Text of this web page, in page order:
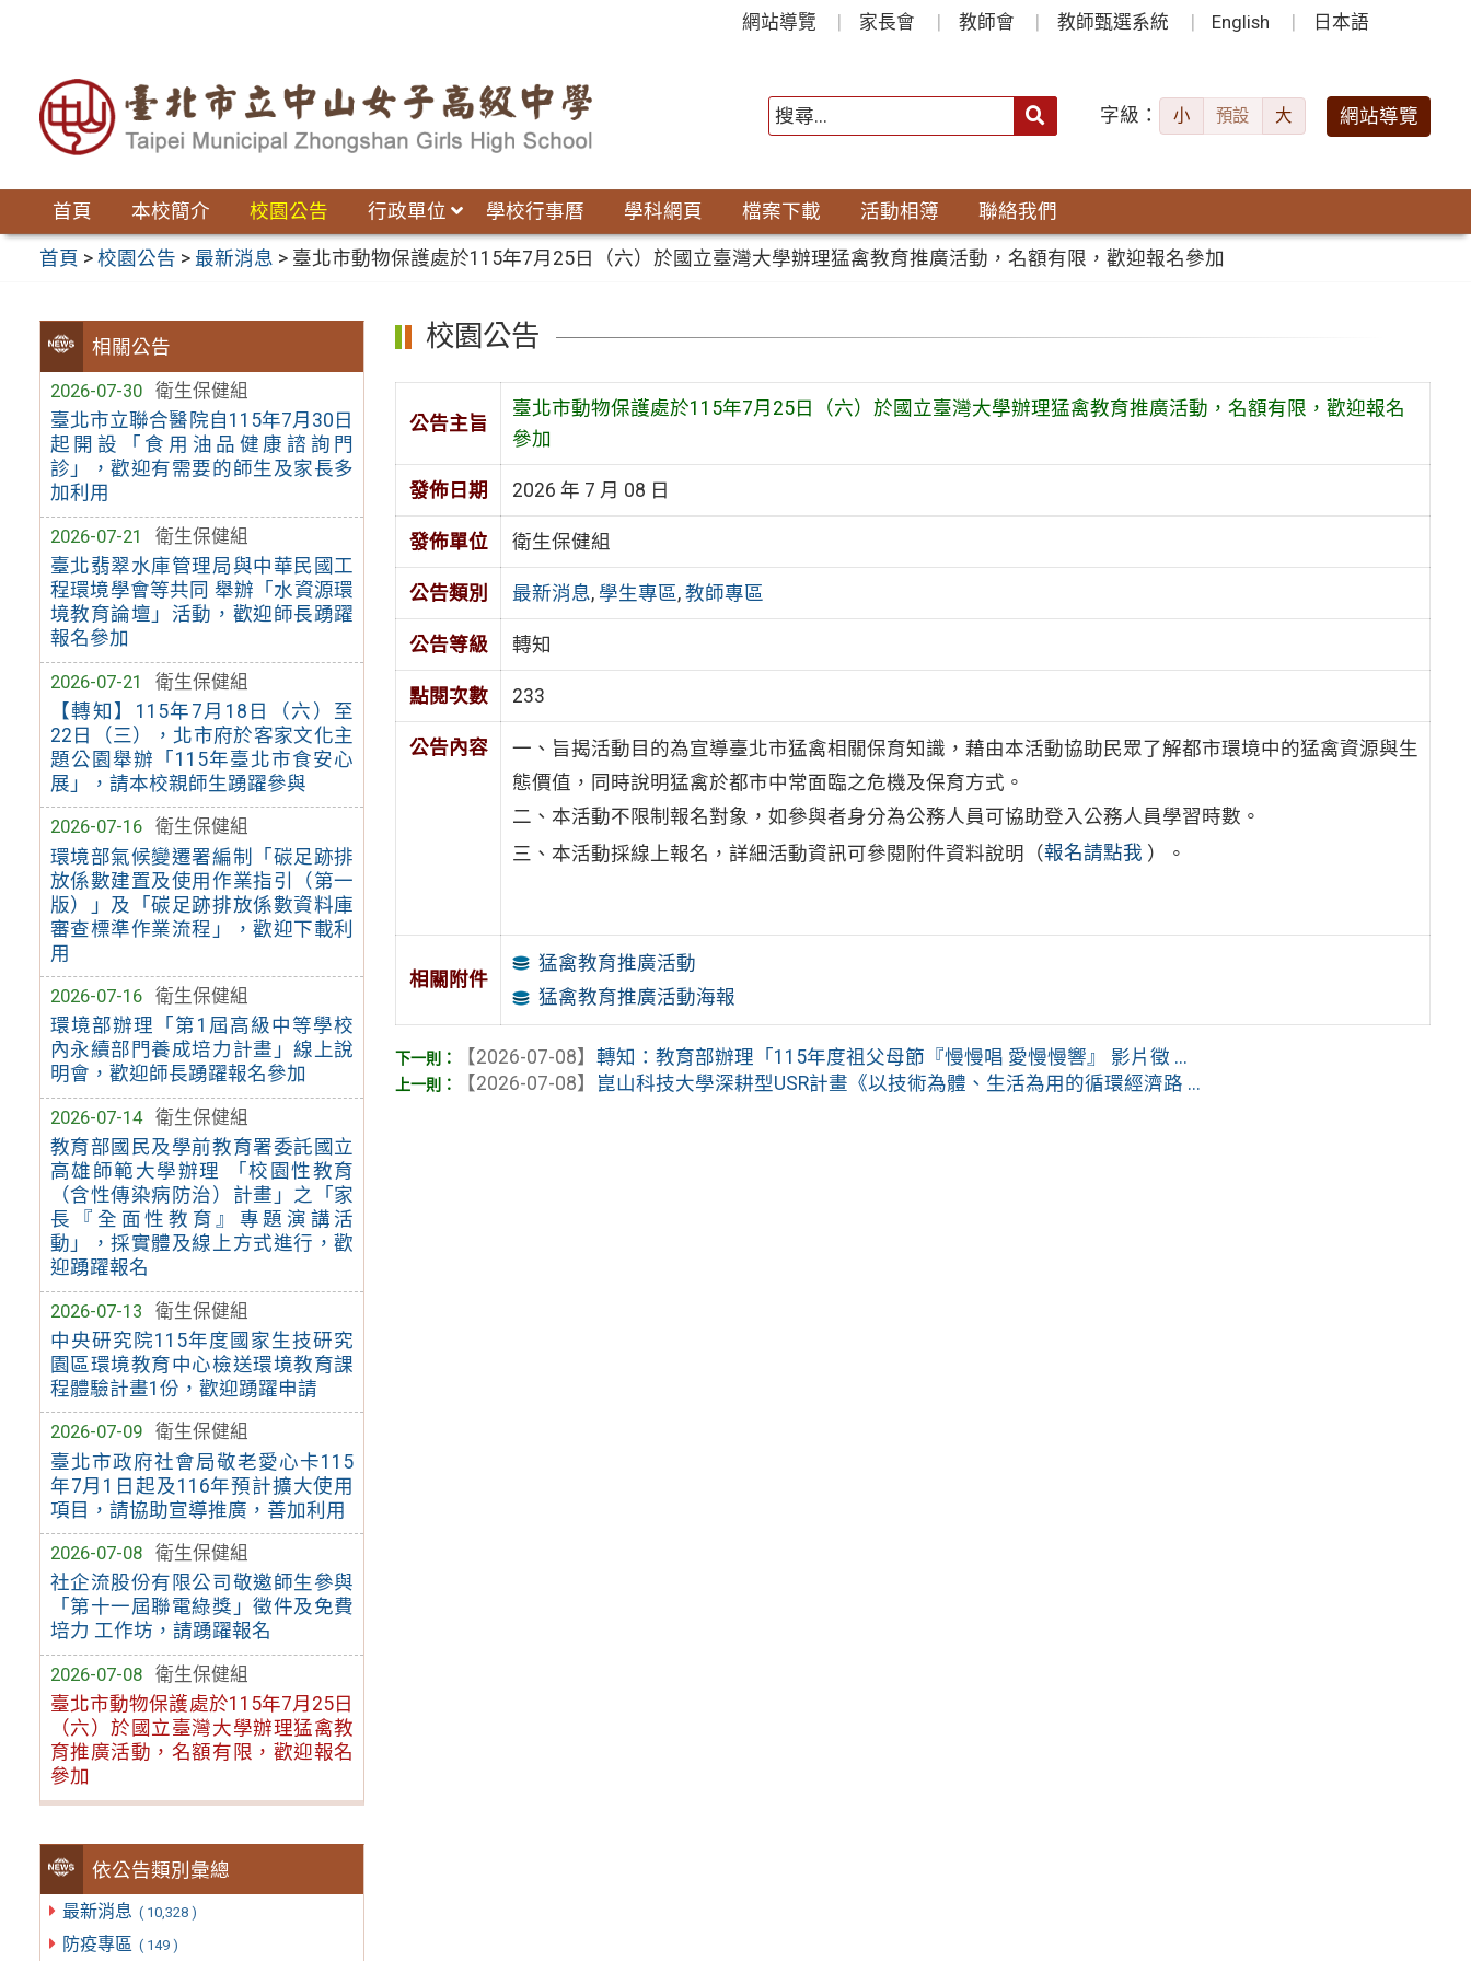
網站導覽 家長會 教師會 教師甄選系統 English 日本語
字級： 小 預設 大 網站導覽
首頁 本校簡介 校園公告 行政單位 學校行事曆 學科網頁 檔案下載 活動相簿 聯絡我們
首頁 >校園公告 > 最新消息 > 臺北市動物保護處於115年7月25日（六）於國立臺灣大學辦理猛禽教育推廣活動，名額有限，歡迎報名參加
相關公告
2026-07-30
衛生保健組
臺北市立聯合醫院自115年7月30日
起開設「食用油品健康諮詢門
診」，歡迎有需要的師生及家長多
加利用
2026-07-21
衛生保健組
臺北翡翠水庫管理局與中華民國工
程環境學會等共同 舉辦「水資源環
境教育論壇」活動，歡迎師長踴躍
報名參加
2026-07-21
衛生保健組
【轉知】115年7月18日（六）至
22日（三），北市府於客家文化主
題公園舉辦「115年臺北市食安心
展」，請本校親師生踴躍參與
2026-07-16
衛生保健組
環境部氣候變遷署編制「碳足跡排
放係數建置及使用作業指引（第一
版）」及「碳足跡排放係數資料庫
審查標準作業流程」，歡迎下載利
用
2026-07-16
衛生保健組
環境部辦理「第1屆高級中等學校
內永續部門養成培力計畫」線上說
明會，歡迎師長踴躍報名參加
2026-07-14
衛生保健組
教育部國民及學前教育署委託國立
高雄師範大學辦理 「校園性教育
（含性傳染病防治）計畫」之「家
長『全面性教育』專題演講活
動」，採實體及線上方式進行，歡
迎踴躍報名
2026-07-13
衛生保健組
中央研究院115年度國家生技研究
園區環境教育中心檢送環境教育課
程體驗計畫1份，歡迎踴躍申請
2026-07-09
衛生保健組
臺北市政府社會局敬老愛心卡115
年7月1日起及116年預計擴大使用
項目，請協助宣導推廣，善加利用
2026-07-08
衛生保健組
社企流股份有限公司敬邀師生參與
「第十一屆聯電綠獎」徵件及免費
培力 工作坊，請踴躍報名
2026-07-08
衛生保健組
臺北市動物保護處於115年7月25日
（六）於國立臺灣大學辦理猛禽教
育推廣活動，名額有限，歡迎報名
參加
依公告類別彙總
最新消息 ( 10,328 )
防疫專區 ( 149 )
校園公告
公告主旨
臺北市動物保護處於115年7月25日（六）於國立臺灣大學辦理猛禽教育推廣活動，名額有限，歡迎報名
參加
發佈日期 2026 年 7 月 08 日
發佈單位 衛生保健組
公告類別 最新消息, 學生專區, 教師專區
公告等級 轉知
點閱次數 233
公告內容
一、旨揭活動目的為宣導臺北市猛禽相關保育知識，藉由本活動協助民眾了解都市環境中的猛禽資源與生
態價值，同時說明猛禽於都市中常面臨之危機及保育方式。
二、本活動不限制報名對象，如參與者身分為公務人員可協助登入公務人員學習時數。
三、本活動採線上報名，詳細活動資訊可參閱附件資料說明（報名請點我 ）。
相關附件
猛禽教育推廣活動
猛禽教育推廣活動海報
【2026-07-08】轉知：教育部辦理「115年度祖父母節『慢慢唱 愛慢慢響』 影片徵 ...
【2026-07-08】 崑山科技大學深耕型USR計畫《以技術為體、生活為用的循環經濟路 ...